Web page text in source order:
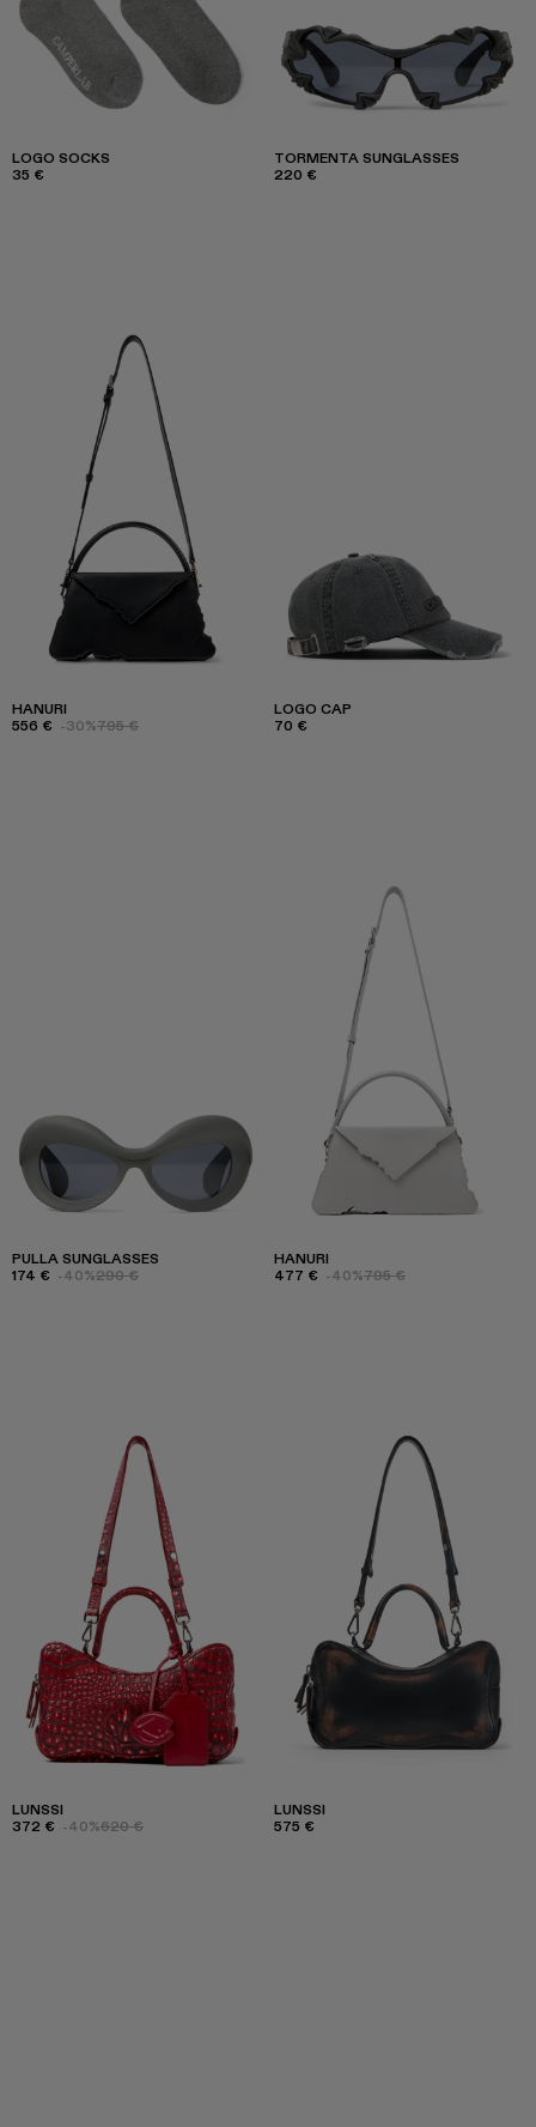
LOGO SOCKS
35 €
TORMENTA SUNGLASSES
220 €
HANURI
556 € -30%795 €
LOGO CAP
70 €
PULLA SUNGLASSES
174 € -40%290 €
HANURI
477 € -40%795 €
LUNSSI
372 € -40%620 €
LUNSSI
575 €